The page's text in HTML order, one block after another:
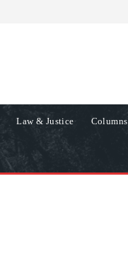
Law & Justice Columns